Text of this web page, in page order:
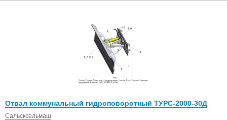
Отвал коммунальный гидроповоротный ТУРС-2000-30Д
Сальсксельмаш